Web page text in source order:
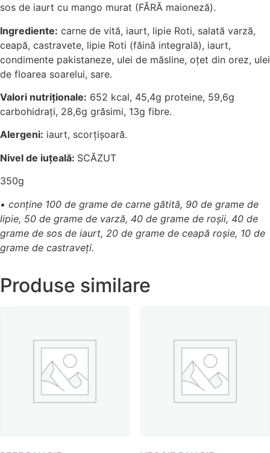
sos de iaurt cu mango murat (FĂRĂ maioneză).
Ingrediente: carne de vită, iaurt, lipie Roti, salată varză,
ceapă, castravete, lipie Roti (făină integrală), iaurt,
condimente pakistaneze, ulei de măsline, oțet din orez, ulei
de floarea soarelui, sare.
Valori nutriționale: 652 kcal, 45,4g proteine, 59,6g
carbohidrați, 28,6g grăsimi, 13g fibre.
Alergeni: iaurt, scorțișoară.
Nivel de iuțeală: SCĂZUT
350g
• conține 100 de grame de carne gătită, 90 de grame de
lipie, 50 de grame de varză, 40 de grame de roșii, 40 de
grame de sos de iaurt, 20 de grame de ceapă roșie, 10 de
grame de castraveți.
Produse similare